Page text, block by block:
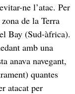
ne l’atac. Per
de la Terra
Bay (Sud-àfrica).
amb una
anava navegant,
quantes
atacat per